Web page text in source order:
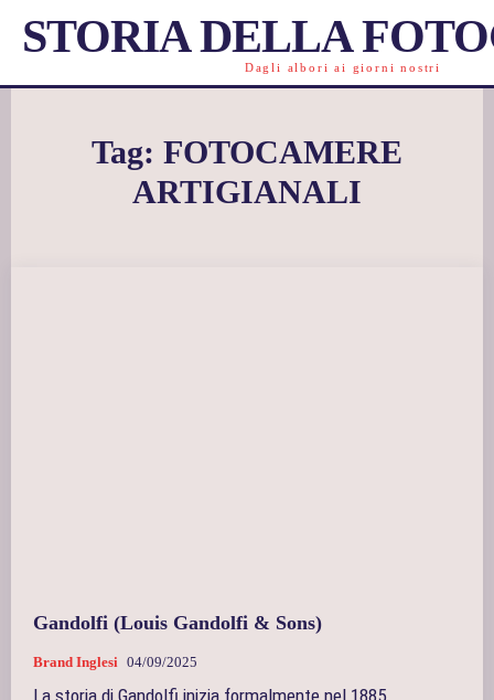
STORIA DELLA
Dagli albori ai giorni nostri
Tag: FOTOCAMERE
ARTIGIANALI
Gandolfi (Louis Gandolfi & Sons)
Brand Inglesi 04/09/2025
La storia di Gandolfi inizia formalmente nel 1885,